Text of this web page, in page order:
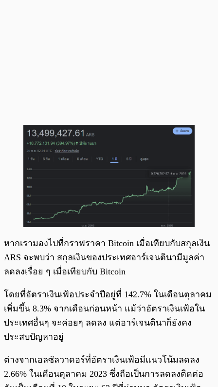
หากเรามองไปที่กราฟราคา Bitcoin เมื่อเทียบกับสกุลเงิน
ARS จะพบว่า สกุลเงินของประเทศอาร์เจนตินามีมูลค่า
ลดลงเรื่อย ๆ เมื่อเทียบกับ Bitcoin
โดยที่อัตราเงินเฟ้อประจำปีอยู่ที่ 142.7% ในเดือนตุลาคม
เพิ่มขึ้น 8.3% จากเดือนก่อนหน้า แม้ว่าอัตราเงินเฟ้อใน
ประเทศอื่นๆ จะค่อยๆ ลดลง แต่อาร์เจนตินาก็ยังคง
ประสบปัญหาอยู่
ต่างจากเอลซัลวาดอร์ที่อัตราเงินเฟ้อมีแนวโน้มลดลง
2.66% ในเดือนตุลาคม 2023 ซึ่งถือเป็นการลดลงติดต่อ